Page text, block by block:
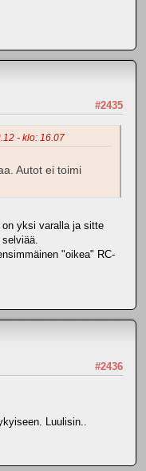
#2435
- klo: 16.07
Autot ei toimi
yksi varalla ja sitte
"oikea" RC-
#2436
Luulisin..